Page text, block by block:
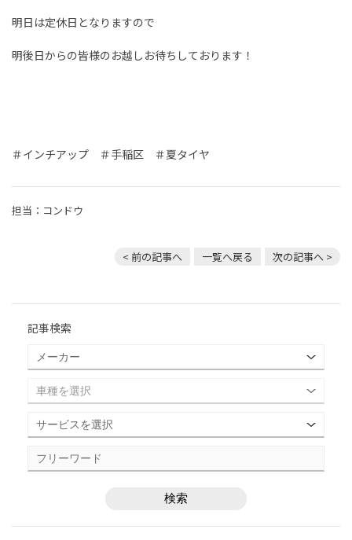
明日は定休日となりますので
明後日からの皆様のお越しお待ちしております！
＃インチアップ ＃手稲区 ＃夏タイヤ
担当：コンドウ
< 前の記事へ 一覧へ戻る 次の記事へ >
記事検索